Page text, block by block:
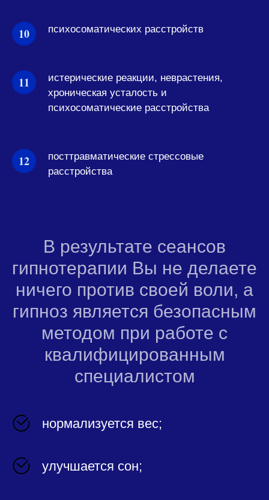
психосоматических расстройств
истерические реакции, неврастения,
хроническая усталость и
психосоматические расстройства
посттравматические стрессовые
расстройства
В результате сеансов
гипнотерапии Вы не делаете
ничего против своей воли, а
гипноз является безопасным
методом при работе с
квалифицированным
специалистом
нормализуется вес;
улучшается сон;